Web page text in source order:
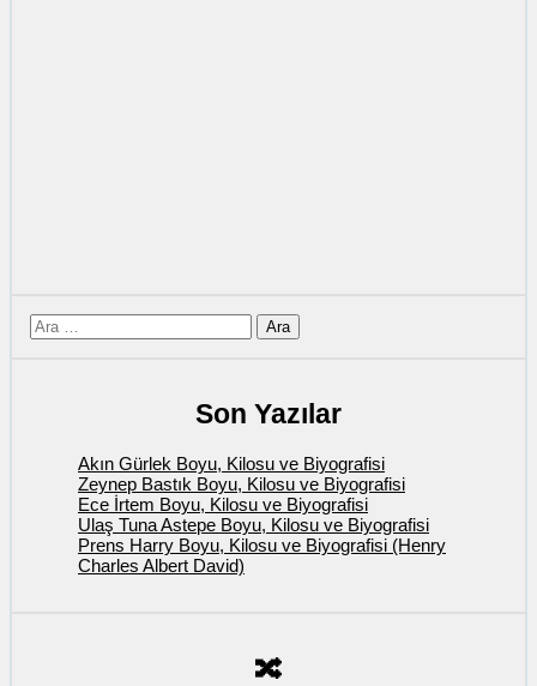
için
ara
Son Yazılar
Akın Gürlek Boyu, Kilosu ve Biyografisi
Zeynep Bastık Boyu, Kilosu ve Biyografisi
Ece İrtem Boyu, Kilosu ve Biyografisi
Ulaş Tuna Astepe Boyu, Kilosu ve Biyografisi
Prens Harry Boyu, Kilosu ve Biyografisi (Henry
Charles Albert David)
🔀